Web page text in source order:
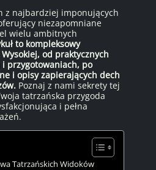
z najbardziej imponujących
niezapomniane
wielu ambitnych
to kompleksowy
od praktycznych
przygotowaniach, po
i opisy zapierających dech
Poznaj z nami sekrety tej
tatrzańska przygoda
i pełna
Tatrzańskich Widoków